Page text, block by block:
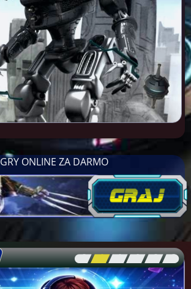
GRY ONLINE ZA DARMO
[\ \\ \\ \\ \\ \]